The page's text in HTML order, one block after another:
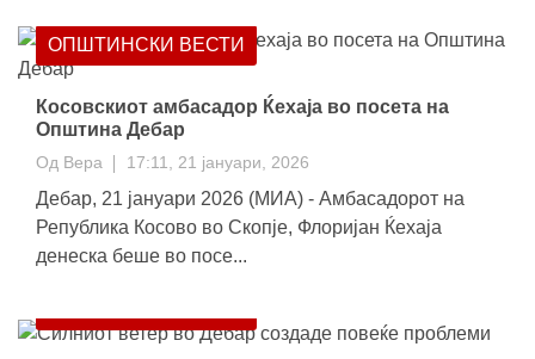
ОПШТИНСКИ ВЕСТИ
Косовскиот амбасадор Ќехаја во посета на
Општина Дебар
Од Вера 17:11, 21 јануари, 2026
Дебар, 21 јануари 2026 (МИА) - Амбасадорот на
Република Косово во Скопје, Флоријан Ќехаја
денеска беше во посе...